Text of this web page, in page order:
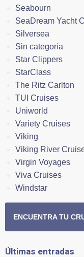
Seabourn
SeaDream Yacht
Silversea
Sin categoría
Star Clippers
StarClass
The Ritz Carlton
TUI Cruises
Uniworld
Variety Cruises
Viking
Viking River
Virgin Voyages
Viva Cruises
Windstar
ENCUENTRA TU
Últimas entradas